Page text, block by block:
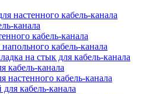
настенного кабель-канала
канала
кабель-канала
кабель-канала
на стык для кабель-канала
кабель-канала
настенного кабель-канала
кабель-канала